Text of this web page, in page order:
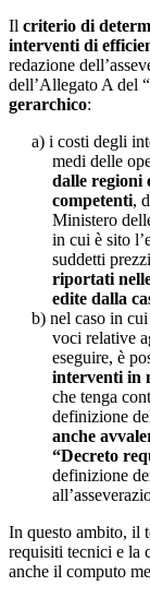
Il criterio di
interventi di
redazione
dell’Allegato A del
gerarchico:
a) i costi degli
medi delle
dalle regioni
competenti,
Ministero
in cui è sito
suddetti
riportati
edite dalla
b) nel caso in
voci relative
eseguire, è
interventi in
che tenga
definizione
anche
“Decreto
definizione
In questo ambito, il
requisiti tecnici e la
anche il computo